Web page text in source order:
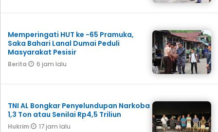
Memperingati HUT ke -65 Pramuka,
Saka Bahari Lanal Dumai Peduli
Masyarakat Pesisir
Berita 6 jam lalu
TNI AL Bongkar Penyelundupan Narkoba
1,3 Ton atau Senilai Rp4,5 Triliun
Hukrim 17 jam lalu